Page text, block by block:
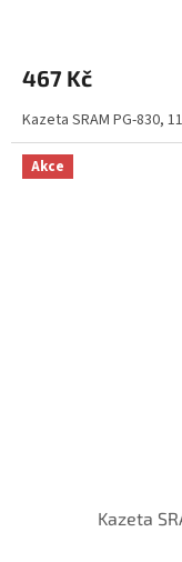
467 Kč
Kazeta SRAM PG-830,
Akce
Kazeta